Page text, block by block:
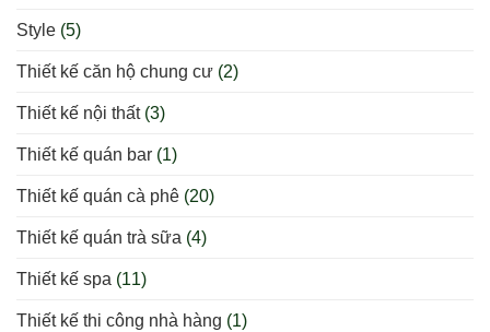
Style (5)
Thiết kế căn hộ chung cư (2)
Thiết kế nội thất(3)
Thiết kế quán bar (1)
Thiết kế quán cà phê (20)
Thiết kế quán trà sữa (4)
Thiết kế spa (11)
Thiết kế thi công nhà hàng (1)